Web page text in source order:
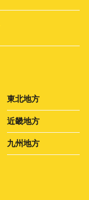
東北地方
近畿地方
九州地方